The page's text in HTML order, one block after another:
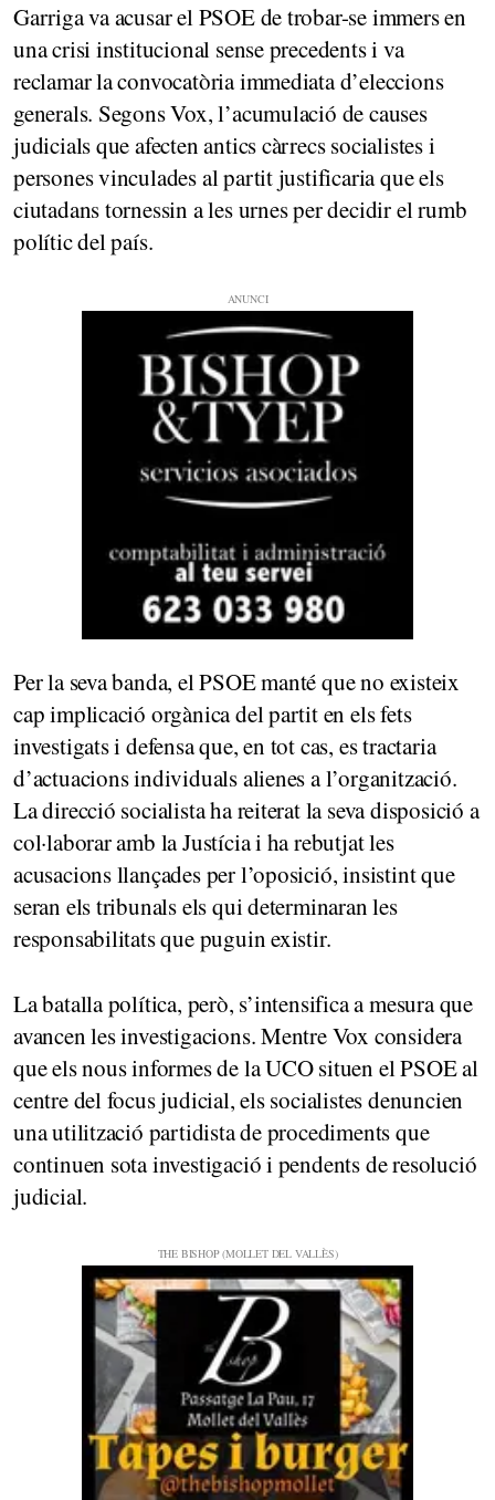
Garriga va acusar el PSOE de trobar-se immers en
una crisi institucional sense precedents i va
reclamar la convocatòria immediata d’eleccions
generals. Segons Vox, l’acumulació de causes
judicials que afecten antics càrrecs socialistes i
persones vinculades al partit justificaria que els
ciutadans tornessin a les urnes per decidir el rumb
polític del país.
Per la seva banda, el PSOE manté que no existeix
cap implicació orgànica del partit en els fets
investigats i defensa que, en tot cas, es tractaria
d’actuacions individuals alienes a l’organització.
La direcció socialista ha reiterat la seva disposició a
col·laborar amb la Justícia i ha rebutjat les
acusacions llançades per l’oposició, insistint que
seran els tribunals els qui determinaran les
responsabilitats que puguin existir.
La batalla política, però, s’intensifica a mesura que
avancen les investigacions. Mentre Vox considera
que els nous informes de la UCO situen el PSOE al
centre del focus judicial, els socialistes denuncien
una utilització partidista de procediments que
continuen sota investigació i pendents de resolució
judicial.